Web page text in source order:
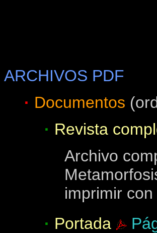
ARCHIVOS PDF
· Documentos
· Revista
Archivo
imprimir
· Portada